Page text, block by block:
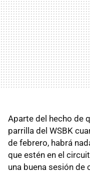
Aparte del hecho de
parrilla del WSBK
de febrero, habrá
que estén en el
una buena sesión de